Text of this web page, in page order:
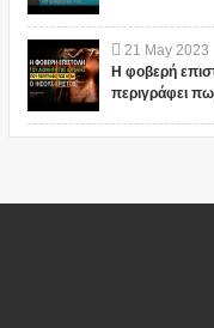
21 May 2023
Η φοβερή
περιγράφει